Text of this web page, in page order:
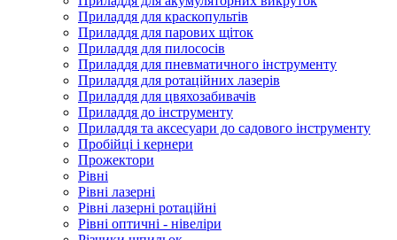
Приладдя для краскопультів
Приладдя для парових щіток
Приладдя для пилососів
Приладдя для пневматичного інструменту
Приладдя для ротаційних лазерів
Приладдя для цвяхозабивачів
Приладдя до інструменту
Приладдя та аксесуари до садового інструменту
Пробійці і кернери
Прожектори
Рівні
Рівні лазерні
Рівні лазерні ротаційні
Рівні оптичні - нівеліри